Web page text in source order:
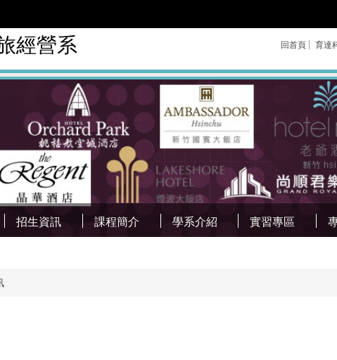
經營系 回首頁 育達
招生資訊 課程簡介 學系介紹 實習專區